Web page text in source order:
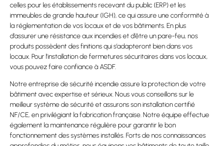
celles pour les établissements recevant du public (ERP) et les
immeubles de grande hauteur (IGH), ce qui assure une conformité à
la réglementation de vos locaux et de vos bâtiments. En plus
d’assurer une résistance aux incendies et d’être un pare-feu, nos
produits possèdent des finitions qui s’adapteront bien dans vos
locaux. Pour l’installation de fermetures sécuritaires dans vos locaux,
vous pouvez faire confiance à ASDF.
Notre entreprise de sécurité incendie assure la protection de votre
bâtiment avec expertise et sérieux. Nous vous conseillons sur le
meilleur système de sécurité et assurons son installation certifié
NF/CE, en privilégiant la fabrication française. Notre équipe effectue
également la maintenance régulière pour garantir le bon
fonctionnement des systèmes installés. Forts de nos connaissances